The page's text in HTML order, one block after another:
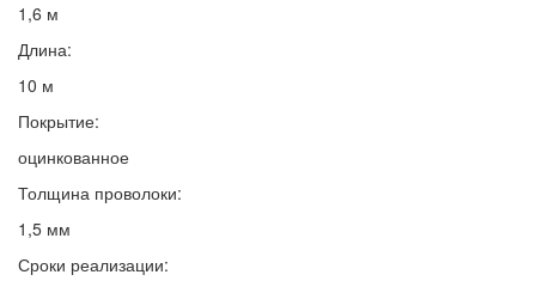
1,6 м
Длина:
10 м
Покрытие:
оцинкованное
Толщина проволоки:
1,5 мм
Сроки реализации: